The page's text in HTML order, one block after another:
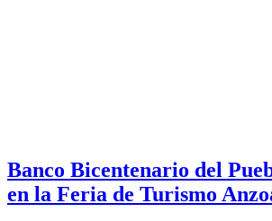
Banco Bicentenario del
en la Feria de Turismo